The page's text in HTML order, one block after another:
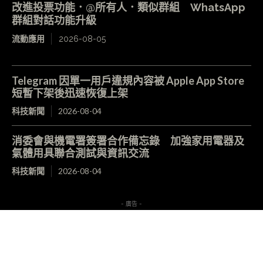
改進投票功能．@所有人．類似群組 WhatsApp
群組對話功能升級
流動應用 2026-08-05
Telegram 因單一用戶違規內容被 Apple App Store
短暫下架後迅速恢復上架
科技新聞 2026-08-04
消委會與機電署簽署合作備忘錄 加強家用電器及
氣體用具聯合測試與資訊交流
科技新聞 2026-08-04
- 廣告 -